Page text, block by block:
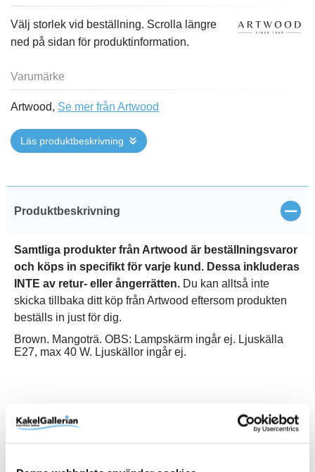
Välj storlek vid beställning. Scrolla längre
ned på sidan för produktinformation.
Varumärke
Artwood, Se mer från Artwood
Läs produktbeskrivning
Produktbeskrivning Stäng
Samtliga produkter från Artwood är beställningsvaror
och köps in specifikt för varje kund. Dessa inkluderas
INTE av retur- eller ångerrätten. Du kan alltså inte
skicka tillbaka ditt köp från Artwood eftersom produkten
beställs in just för dig.
Brown. Mangoträ. OBS: Lampskärm ingår ej. Ljuskälla
E27, max 40 W. Ljuskällor ingår ej.
Produktinformation